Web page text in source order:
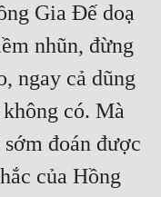
Gia Đế doạ
nhũn, đừng
ngay cả dũng
có. Mà
đoán được
của Hồng